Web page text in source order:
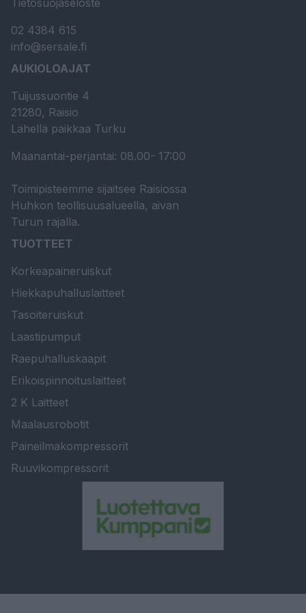
Tietosuojaseloste
02 4384 615
info@sersale.fi
AUKIOLOAJAT
Tuijussuontie 4
21280, Raisio
Lähellä paikkaa Turku
Maanantai-perjantai: 08.00- 17:00
Toimipisteemme sijaitsee Raisiossa
Huhkon teollisuusalueella, aivan
Turun rajalla.
TUOTTEET
Korkeapaineruiskut
Hiekkapuhalluslaitteet
Tasoiteruiskut
Laastipumput
Raepuhalluskaapit
Erikoispinnoituslaitteet
2 K Laitteet
Maalausrobotit
Paineilmakompressorit
Ruuvikompressorit